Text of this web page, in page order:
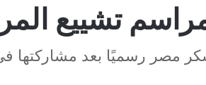
تشييع
مصر رسميًا بعد مشاركتها